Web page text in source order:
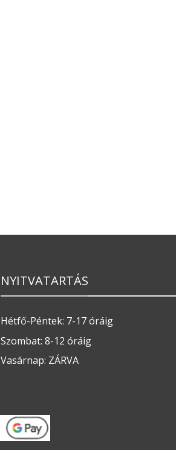
NYITVATARTÁS
Hétfő-Péntek: 7-17 óráig
Szombat: 8-12 óráig
Vasárnap: ZÁRVA